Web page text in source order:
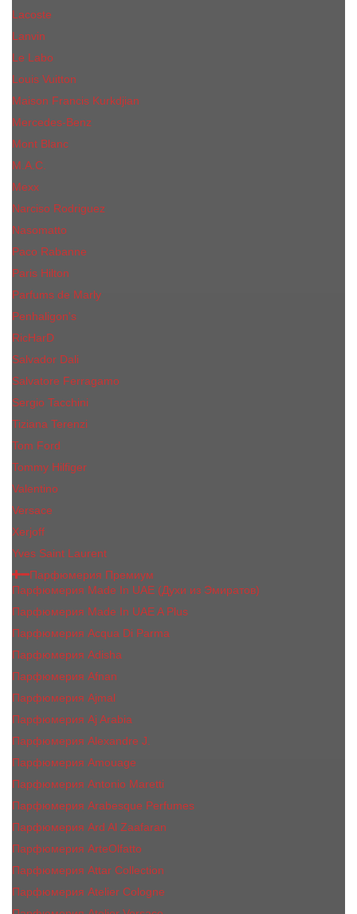
Lacoste
Lanvin
Le Labo
Louis Vuitton
Maison Francis Kurkdjian
Mercedes-Benz
Mont Blanc
M.А.C.
Mexx
Narciso Rodriguez
Nasomatto
Paco Rabanne
Paris Hilton
Parfums de Marly
Penhaligon​'s
RicHarD
Salvador Dali
Salvatore Ferragamo
Sergio Tacchini
Tiziana Terenzi
Tom Ford
Tommy Hilfiger
Valentino
Versace
Xerjoff
Yves Saint Laurent
Парфюмерия Премиум
Парфюмерия Made In UAE (Духи из Эмиратов)
Парфюмерия Made In UAE A Plus
Парфюмерия Acqua Di Parma
Парфюмерия Adisha
Парфюмерия Afnan
Парфюмерия Ajmal
Парфюмерия Aj Arabia
Парфюмерия Alexandre J.
Парфюмерия Amouage
Парфюмерия Antonio Maretti
Парфюмерия Arabesque Perfumes
Парфюмерия Ard Al Zaafaran
Парфюмерия ArteOlfatto
Парфюмерия Attar Collection
Парфюмерия Atelier Cologne